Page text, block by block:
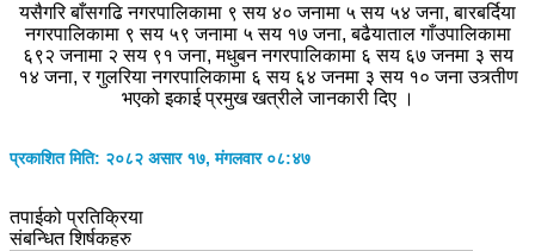
यसैगरि बाँसगढि नगरपालिकामा ९ सय ४० जनामा ५ सय ५४ जना, बारबर्दिया
नगरपालिकामा ९ सय ५९ जनामा ५ सय १७ जना, बढैयाताल गाँउपालिकामा
६९२ जनामा २ सय ९१ जना, मधुबन नगरपालिकामा ६ सय ६७ जनमा ३ सय
१४ जना, र गुलरिया नगरपालिकामा ६ सय ६४ जनमा ३ सय १० जना उत्र्तीण
भएको इकाई प्रमुख खत्रीले जानकारी दिए ।
प्रकाशित मिति: २०८२ असार १७, मंगलवार ०८:४७
तपाईको प्रतिक्रिया
संबन्धित शिर्षकहरु